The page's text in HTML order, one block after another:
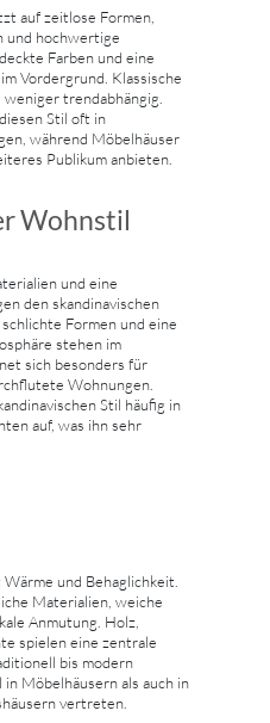
auf zeitlose Formen,
und hochwertige
Farben und eine
Vordergrund. Klassische
trendabhängig.
Stil oft in
während Möbelhäuser
Publikum anbieten.
Wohnstil
und eine
den skandinavischen
Formen und eine
stehen im
sich besonders für
Wohnungen.
Stil häufig in
auf, was ihn sehr
und Behaglichkeit.
Materialien, weiche
Anmutung. Holz,
spielen eine zentrale
bis modern
Möbelhäusern als auch in
vertreten.